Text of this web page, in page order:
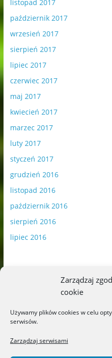
Zarządzaj
cookie
Używamy plików cookies w celu
serwisów.
Zarządzaj serwisami
listopad 2017
październik 2017
wrzesień 2017
sierpień 2017
lipiec 2017
czerwiec 2017
maj 2017
kwiecień 2017
marzec 2017
luty 2017
styczeń 2017
grudzień 2016
listopad 2016
październik 2016
sierpień 2016
lipiec 2016